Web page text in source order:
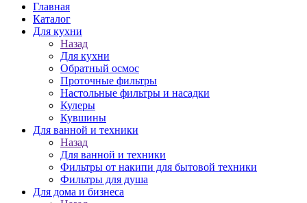
Главная
Каталог
Для кухни
Назад
Для кухни
Обратный осмос
Проточные фильтры
Настольные фильтры и насадки
Кулеры
Кувшины
Для ванной и техники
Назад
Для ванной и техники
Фильтры от накипи для бытовой техники
Фильтры для душа
Для дома и бизнеса